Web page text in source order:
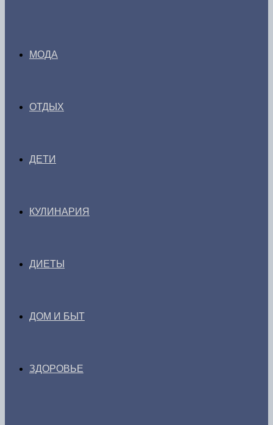
МОДА
ОТДЫХ
ДЕТИ
КУЛИНАРИЯ
ДИЕТЫ
ДОМ И БЫТ
ЗДОРОВЬЕ